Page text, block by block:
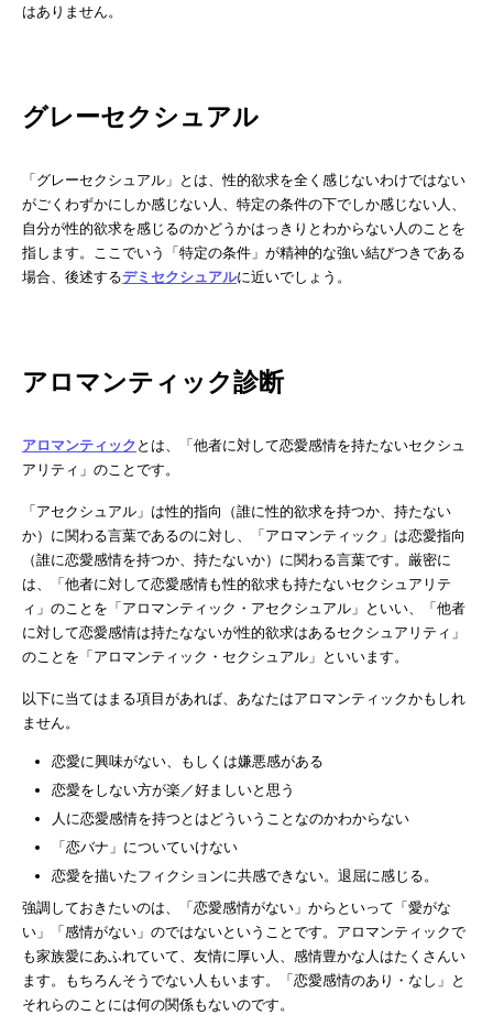
はありません。
グレーセクシュアル
「グレーセクシュアル」とは、性的欲求を全く感じないわけではない
がごくわずかにしか感じない人、特定の条件の下でしか感じない人、
自分が性的欲求を感じるのかどうかはっきりとわからない人のことを
指します。ここでいう「特定の条件」が精神的な強い結びつきである
場合、後述するデミセクシュアルに近いでしょう。
アロマンティック診断
アロマンティック とは、「他者に対して恋愛感情を持たないセクシュ
アリティ」のことです。
「アセクシュアル」は性的指向（誰に性的欲求を持つか、持たない
か）に関わる言葉であるのに対し、「アロマンティック」は恋愛指向
（誰に恋愛感情を持つか、持たないか）に関わる言葉です。厳密に
は、「他者に対して恋愛感情も性的欲求も持たないセクシュアリテ
ィ」のことを「アロマンティック・アセクシュアル」といい、「他者
に対して恋愛感情は持たなないが性的欲求はあるセクシュアリティ」
のことを「アロマンティック・セクシュアル」といいます。
以下に当てはまる項目があれば、あなたはアロマンティックかもしれ
ません。
恋愛に興味がない、もしくは嫌悪感がある
恋愛をしない方が楽／好ましいと思う
人に恋愛感情を持つとはどういうことなのかわからない
「恋バナ」についていけない
恋愛を描いたフィクションに共感できない。退屈に感じる。
強調しておきたいのは、「恋愛感情がない」からといって「愛がな
い」「感情がない」のではないということです。アロマンティックで
も家族愛にあふれていて、友情に厚い人、感情豊かな人はたくさんい
ます。もちろんそうでない人もいます。「恋愛感情のあり・なし」と
それらのことには何の関係もないのです。